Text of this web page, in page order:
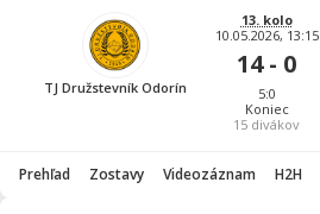
TJ Družstevník Odorín
13. kolo
10.05.2026, 13:15
14 - 0
5:0
Koniec
15 divákov
Prehľad Zostavy Videozáznam H2H